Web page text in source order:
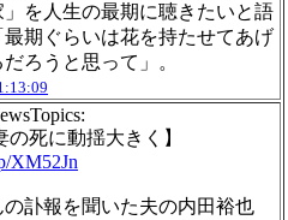
」を人生の最期に聴きたいと語
最期ぐらいは花を持たせてあげ
ろうと思って」。
の死に動揺大きく】
XM52Jn
訃報を聞いた夫の内田裕也